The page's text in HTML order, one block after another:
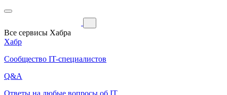
Все сервисы Хабра
Хабр
Сообщество IT-специалистов
Q&A
Ответы на любые вопросы об IT